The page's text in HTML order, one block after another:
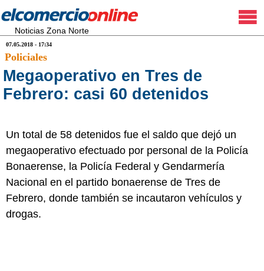
Noticias Zona Norte
07.05.2018 - 17:34
Policiales
Megaoperativo en Tres de
Febrero: casi 60 detenidos
Un total de 58 detenidos fue el saldo que dejó un
megaoperativo efectuado por personal de la Policía
Bonaerense, la Policía Federal y Gendarmería
Nacional en el partido bonaerense de Tres de
Febrero, donde también se incautaron vehículos y
drogas.